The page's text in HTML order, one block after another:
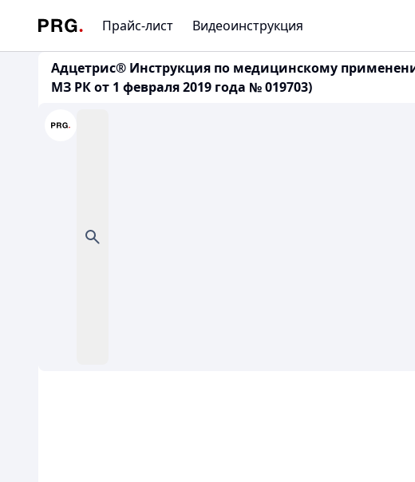
Прайс-лист Видеоинструкция
Адцетрис® Инструкция по медицинскому
МЗ РК от 1 февраля 2019 года № 019703)